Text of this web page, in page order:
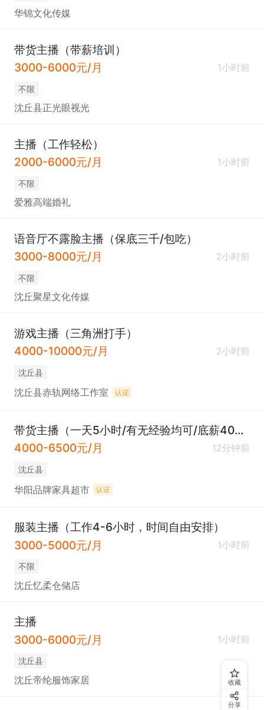
华锦文化传媒
带货主播（带薪培训）
3000-6000元/月
1小时前
不限
沈丘县正光眼视光
主播（工作轻松）
2000-6000元/月
1小时前
不限
爱雅高端婚礼
语音厅不露脸主播（保底三千/包吃）
3000-8000元/月
2小时前
不限
沈丘聚星文化传媒
游戏主播（三角洲打手）
4000-10000元/月
2小时前
沈丘县
沈丘县赤轨网络工作室 认证
带货主播（一天5小时/有无经验均可/底薪4000）
4000-6500元/月
12分钟前
沈丘县
华阳品牌家具超市 认证
服装主播（工作4-6小时，时间自由安排）
3000-5000元/月
1小时前
不限
沈丘忆柔仓储店
主播
3000-6000元/月
1小时前
沈丘县
沈丘帝纶服饰家居 收藏
分享